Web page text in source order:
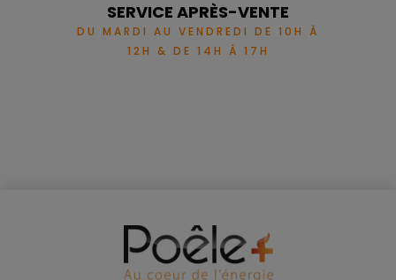
SERVICE APRÈS-VENTE
DU MARDI AU VENDREDI DE 10H À
12H & DE 14H À 17H